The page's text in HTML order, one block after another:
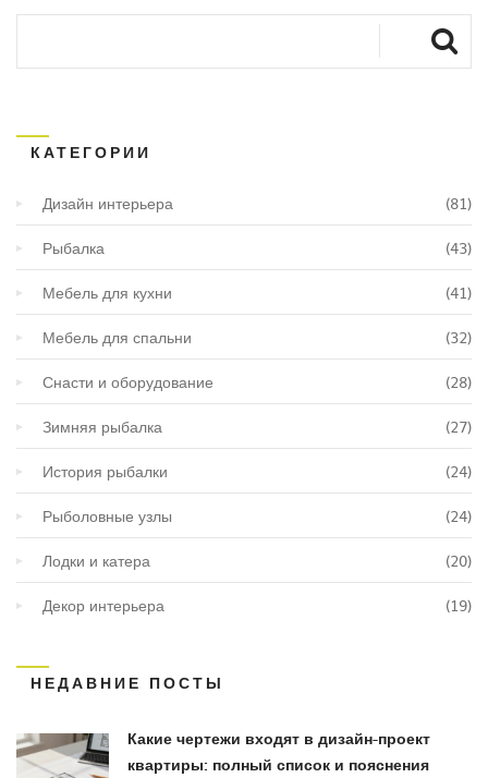
КАТЕГОРИИ
Дизайн интерьера (81)
Рыбалка (43)
Мебель для кухни (41)
Мебель для спальни (32)
Снасти и оборудование (28)
Зимняя рыбалка (27)
История рыбалки (24)
Рыболовные узлы (24)
Лодки и катера (20)
Декор интерьера (19)
НЕДАВНИЕ ПОСТЫ
Какие чертежи входят в дизайн-проект
квартиры: полный список и пояснения